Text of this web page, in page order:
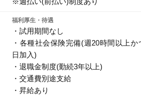
福利厚生・待遇
・試用期間なし
・各種社会保険完備(週20時間以上
日加入)
・退職金制度(勤続3年以上)
・交通費別途支給
・昇給あり